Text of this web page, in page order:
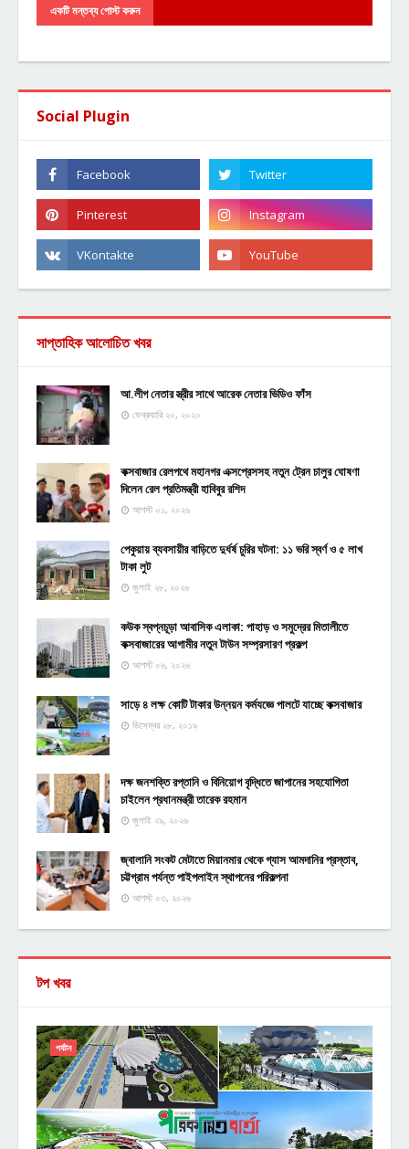
একটি মন্তব্য পোস্ট করুন
Social Plugin
সাপ্তাহিক আলোচিত খবর
আ.লীগ নেতার স্ত্রীর সাথে আরেক নেতার ভিডিও ফাঁস
ফেব্রুয়ারি ২০, ২০২০
কক্সবাজার রেলপথে মহানগর এক্সপ্রেসসহ নতুন ট্রেন চালুর ঘোষণা
দিলেন রেল প্রতিমন্ত্রী হাবিবুর রশিদ
আগস্ট ০১, ২০২৬
পেকুয়ায় ব্যবসায়ীর বাড়িতে দুর্ধর্ষ চুরির ঘটনা: ১১ ভরি স্বর্ণ ও ৫ লাখ
টাকা লুট
জুলাই ২৮, ২০২৬
কউক স্বপ্নচূড়া আবাসিক এলাকা: পাহাড় ও সমুদ্রের মিতালীতে
কক্সবাজারের আগামীর নতুন টাউন সম্প্রসারণ প্রকল্প
আগস্ট ০৬, ২০২৬
সাড়ে ৪ লক্ষ কোটি টাকার উন্নয়ন কর্মযজ্ঞে পালটে যাচ্ছে কক্সবাজার
ডিসেম্বর ২৮, ২০১৯
দক্ষ জনশক্তি রপ্তানি ও বিনিয়োগ বৃদ্ধিতে জাপানের সহযোগিতা
চাইলেন প্রধানমন্ত্রী তারেক রহমান
জুলাই ২৯, ২০২৬
জ্বালানি সংকট মেটাতে মিয়ানমার থেকে গ্যাস আমদানির প্রস্তাব,
চট্টগ্রাম পর্যন্ত পাইপলাইন স্থাপনের পরিকল্পনা
আগস্ট ০৩, ২০২৬
টপ খবর
পর্যটন